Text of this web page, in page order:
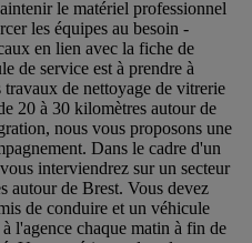
le matériel professionnel
les équipes au besoin -
en lien avec la fiche de
de service est à prendre à
de nettoyage de vitrerie
20 à 30 kilomètres autour de
nous vous proposons une
Dans le cadre d'un
interviendrez sur un secteur
autour de Brest. Vous devez
de conduire et un véhicule
l'agence chaque matin à fin de